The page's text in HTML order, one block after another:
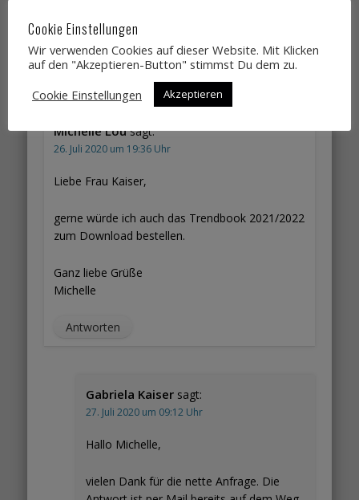
Herzliche Grüße Gabriela Kaiser
Antworten
Michelle Lou sagt:
26. Juli 2020 um 19:36 Uhr
Liebe Frau Kaiser,
gerne würde ich auch das Trendbook 2021/2022
zum Download bestellen.
Ganz liebe Grüße
Michelle
Antworten
Gabriela Kaiser sagt:
27. Juli 2020 um 09:12 Uhr
Hallo Michelle,
vielen Dank für die nette Anfrage. Die
Cookie Einstellungen
Wir verwenden Cookies auf dieser Website. Mit Klicken
auf den "Akzeptieren-Button" stimmst Du dem zu.
Cookie Einstellungen
Akzeptieren